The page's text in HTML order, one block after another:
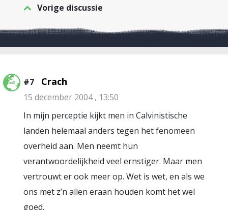
Vorige discussie
#7 Crach
15 december 2004 , 13:50
In mijn perceptie kijkt men in Calvinistische
landen helemaal anders tegen het fenomeen
overheid aan. Men neemt hun
verantwoordelijkheid veel ernstiger. Maar men
vertrouwt er ook meer op. Wet is wet, en als we
ons met z’n allen eraan houden komt het wel
goed.